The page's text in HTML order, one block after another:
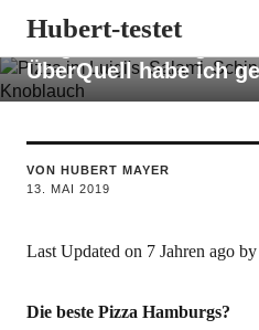
Hubert-testet
Wo gibt es die beste
ÜberQuell habe ich
VON HUBERT MAYER
13. MAI 2019
Last Updated on 7 Jahren ago by
Die beste Pizza Hamburgs?